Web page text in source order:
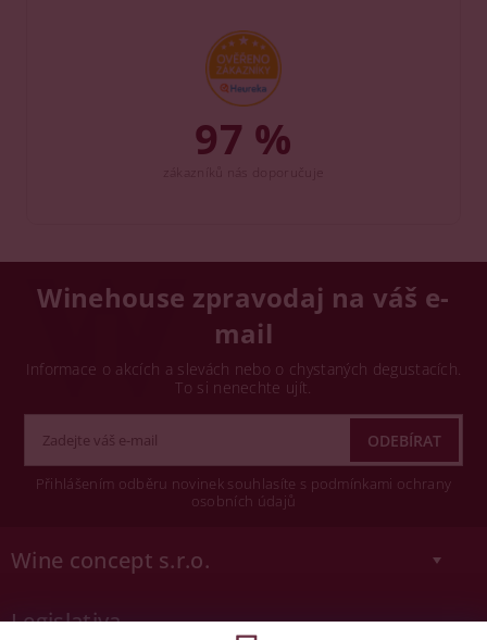
97 %
Winehouse zpravodaj na váš e-
mail
Informace o akcích a slevách nebo o chystaných degustacích.
To si nenechte ujít.
Přihlášením odběru novinek souhlasíte s podmínkami ochrany
osobních údajů
Wine concept s.r.o.
Legislativa